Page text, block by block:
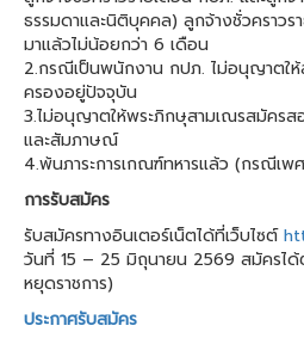
ธรรมดาและนิติบุคคล) ลูกจ้างชั่วคราว
มาแล้วไม่น้อยกว่า 6 เดือน
2.กรณีเป็นพนักงาน กปภ. ไม่อนุญาตใ
ครองอยู่ปัจจุบัน
3.ไม่อนุญาตให้พระภิกษุสามเณรสมัครส
และสัมภาษณ์
4.พ้นภาระการเกณฑ์ทหารแล้ว (กรณีเพ
การรับสมัคร
รับสมัครทางอินเตอร์เน็ตได้ที่เว็บไซต์
วันที่ 15 – 25 มิถุนายน 2569 สมัครไ
หยุดราชการ)
ประกาศรับสมัคร